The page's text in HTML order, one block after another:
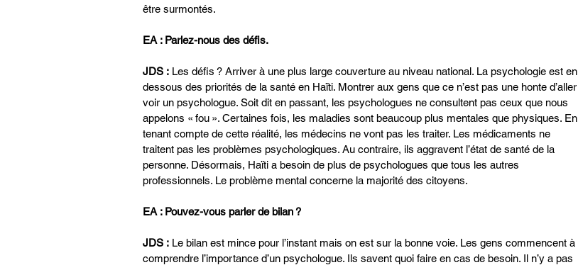
être surmontés.
EA : Parlez-nous des défis.
JDS : Les défis ? Arriver à une plus large couverture au niveau national. La psychologie est en
dessous des priorités de la santé en Haïti. Montrer aux gens que ce n’est pas une honte d’aller
voir un psychologue. Soit dit en passant, les psychologues ne consultent pas ceux que nous
appelons « fou ». Certaines fois, les maladies sont beaucoup plus mentales que physiques. En
tenant compte de cette réalité, les médecins ne vont pas les traiter. Les médicaments ne
traitent pas les problèmes psychologiques. Au contraire, ils aggravent l’état de santé de la
personne. Désormais, Haïti a besoin de plus de psychologues que tous les autres
professionnels. Le problème mental concerne la majorité des citoyens.
EA : Pouvez-vous parler de bilan ?
JDS : Le bilan est mince pour l’instant mais on est sur la bonne voie. Les gens commencent à
comprendre l’importance d’un psychologue. Ils savent quoi faire en cas de besoin. Il n’y a pas